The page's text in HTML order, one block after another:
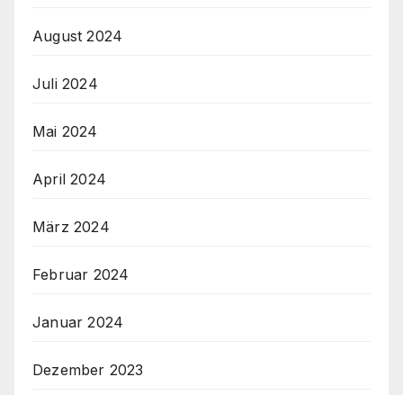
August 2024
Juli 2024
Mai 2024
April 2024
März 2024
Februar 2024
Januar 2024
Dezember 2023